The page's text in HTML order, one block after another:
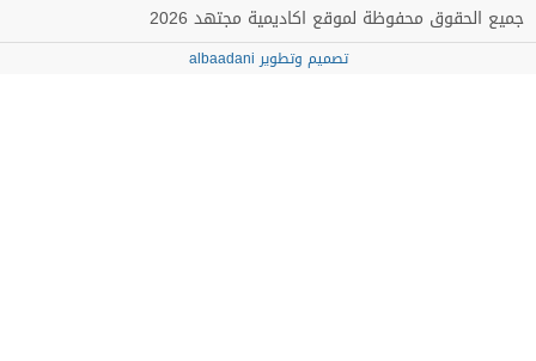
جميع الحقوق محفوظة لموقع اكاديمية مجتهد 2026
تصميم وتطوير albaadani